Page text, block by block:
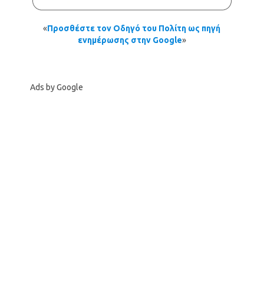
«Προσθέστε τον Οδηγό του Πολίτη ως πηγή
ενημέρωσης στην Google»
Ads by Google